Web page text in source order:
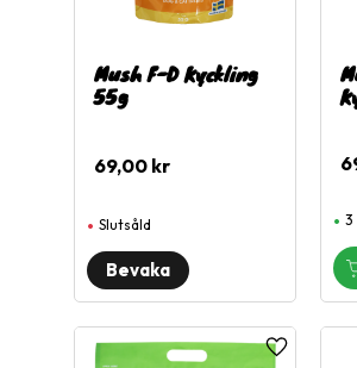
Mush F-D Kyckling
55g
69,00 kr
Slutsåld 3
Lägg till i